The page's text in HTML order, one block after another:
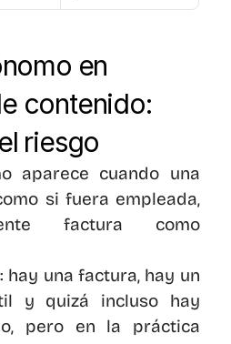
en
contenido:
riesgo
aparece cuando una
si fuera empleada,
factura como
hay una factura, hay un
y quizá incluso hay
pero en la práctica